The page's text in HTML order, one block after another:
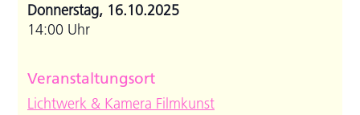
Donnerstag, 16.10.2025
14:00 Uhr
Veranstaltungsort
Lichtwerk & Kamera Filmkunst